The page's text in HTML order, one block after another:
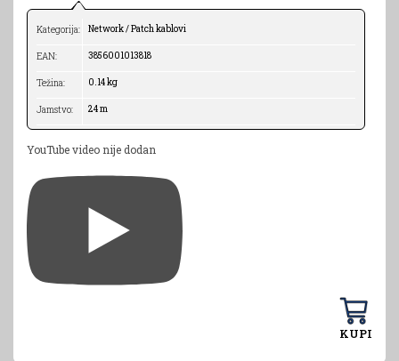
Kategorija: Network / Patch kablovi
EAN: 3856001013818
Težina: 0.14 kg
Jamstvo: 24 m
YouTube video nije dodan
KUPI